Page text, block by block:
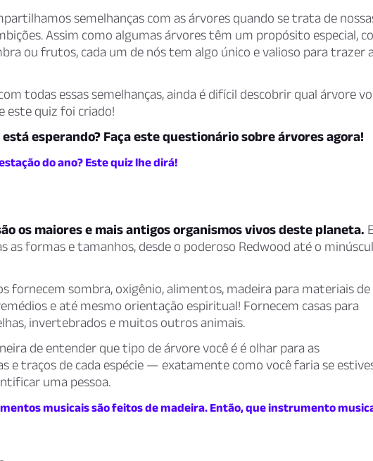
semelhanças com as árvores quando se trata de
Assim como algumas árvores têm um propósito especial,
ou frutos, cada um de nós tem algo único e valioso para trazer
todas essas semelhanças, ainda é difícil descobrir qual árvore
este quiz foi criado!
está esperando? Faça este questionário sobre árvores agora!
do ano? Este quiz lhe dirá!
os maiores e mais antigos organismos vivos deste planeta.
as formas e tamanhos, desde o poderoso Redwood até o
fornecem sombra, oxigênio, alimentos, madeira para materiais de
e até mesmo orientação espiritual! Fornecem casas para
invertebrados e muitos outros animais.
de entender que tipo de árvore você é é olhar para as
e traços de cada espécie — exatamente como você faria se
uma pessoa.
musicais são feitos de madeira. Então, que instrumento